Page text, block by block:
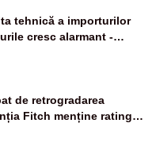
tehnică a importurilor
cresc alarmant -
Plus
de retrogradarea
Fitch menține ratingul
negativă